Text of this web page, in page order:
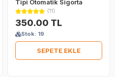
Tipi Otomatik Sigorta
(11)
350.00 TL
Stok: 19
SEPETE EKLE